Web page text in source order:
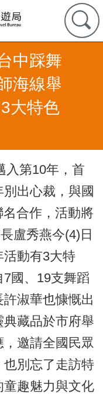
中踩舞
海線舉
大特色
入第10年，首
出心裁，與國
名合作，活動將
盧秀燕今(4)日
活動有3大特
7國、 19支舞蹈
淑華也慷慨出
藏品於市府舉
邀請全國民眾
別忘了走訪特
趣魅力與文化